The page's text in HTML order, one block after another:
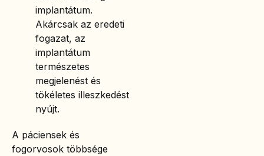
implantátum.
Akárcsak az eredeti
fogazat, az
implantátum
természetes
megjelenést és
tökéletes illeszkedést
nyújt.
A páciensek és
fogorvosok többsége